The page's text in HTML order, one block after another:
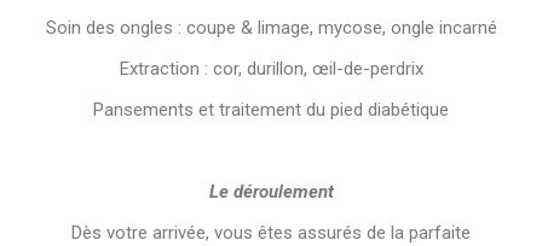
Soin des ongles : coupe & limage, mycose, ongle incarné
Extraction : cor, durillon, œil-de-perdrix
Pansements et traitement du pied diabétique
Le déroulement
Dès votre arrivée, vous êtes assurés de la parfaite